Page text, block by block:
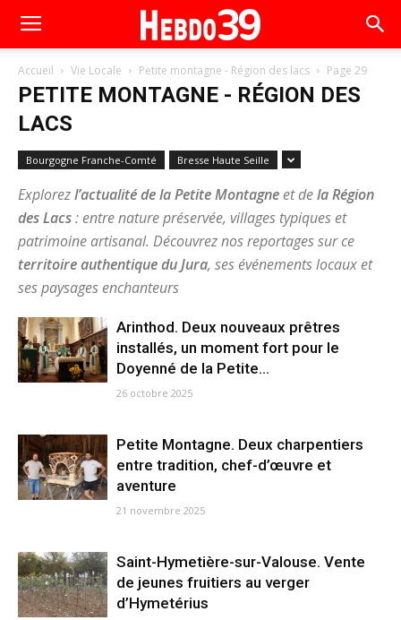
Accueil Vie Locale Petite montagne - Région des lacs Page 29
PETITE MONTAGNE - RÉGION DES
LACS
Bourgogne Franche-Comté Bresse Haute Seille
Explorezl’actualité de la Petite Montagneet dela Région
des Lacs: entre nature préservée, villages typiques et
patrimoine artisanal. Découvrez nos reportages sur ce
territoire authentique du Jura, ses événements locaux et
ses paysages enchanteurs
Arinthod. Deux nouveaux prêtres
installés, un moment fort pour le
Doyenné de la Petite...
26 octobre 2025
Petite Montagne. Deux charpentiers
entre tradition, chef-d’œuvre et
aventure
21 novembre 2025
Saint-Hymetière-sur-Valouse. Vente
de jeunes fruitiers au verger
d’Hymetérius